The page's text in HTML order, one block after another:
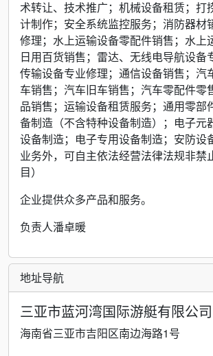
术转让、技术推广；机械设备租赁；打
计制作；安全系统监控服务；消防器材
修理；水上运输设备零配件销售；水上
日用百货销售；雷达、无线电导航设备
传输设备专业修理；通信设备销售；汽
车销售；汽车旧车销售；汽车零配件零
品销售；运输设备租赁服务；通用零部
备制造（不含特种设备制造）；电子元
设备制造；电子专用设备制造；安防设
业务外，可自主依法经营法律法规非禁
目）
企业提供众多产品和服务。
负责人潘卓暖
地址导航
三亚市蓝河湾国际游艇有限公司
海南省三亚市吉阳区南边海路1号